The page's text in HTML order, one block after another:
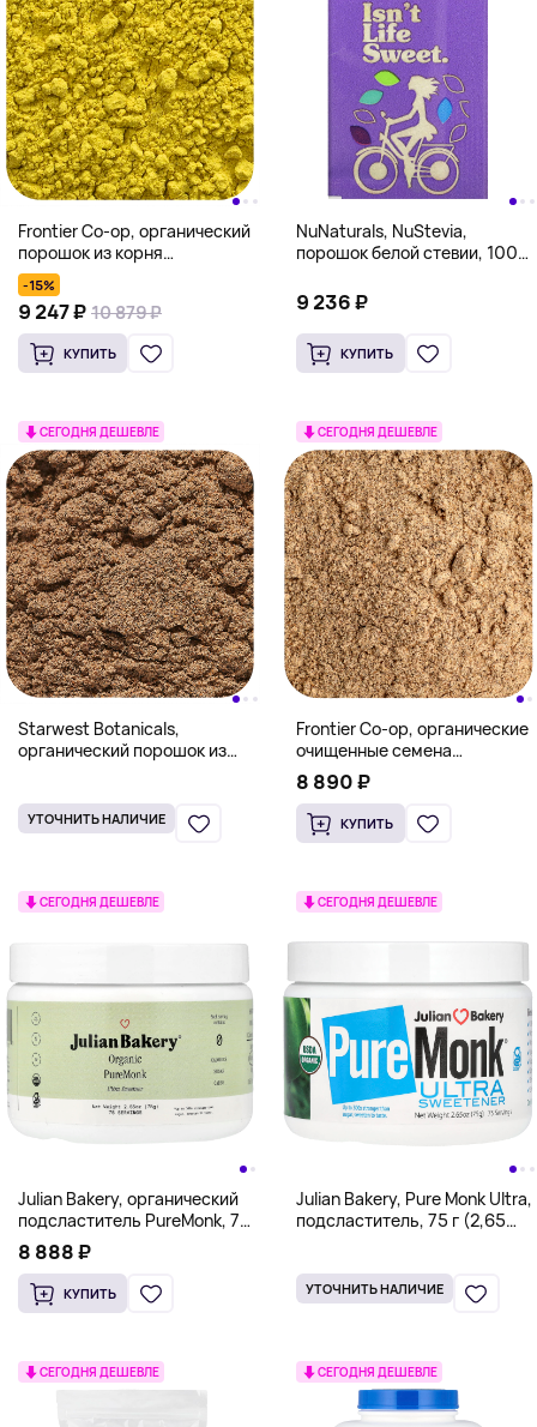
Frontier Co-op, органический
порошок из корня
желтокорня, 113 г (4 унций)
-15%
9 247 ₽ 10 879 ₽
КУПИТЬ
NuNaturals, NuStevia,
порошок белой стевии, 1000
фунта)
9 236 ₽
КУПИТЬ
СЕГОДНЯ ДЕШЕВЛЕ
Starwest Botanicals,
органический порошок из
УТОЧНИТЬ НАЛИЧИЕ
СЕГОДНЯ ДЕШЕВЛЕ
Frontier Co-op, органические
очищенные семена
кардамона, молотые, 453 г
(16 унций)
8 890 ₽
КУПИТЬ
СЕГОДНЯ ДЕШЕВЛЕ
Julian Bakery, органический
подсластитель PureMonk, 75
г (2,65 унции)
8 888 ₽
КУПИТЬ
СЕГОДНЯ ДЕШЕВЛЕ
Julian Bakery, Pure Monk Ultra,
подсластитель, 75 г (2,65
УТОЧНИТЬ НАЛИЧИЕ
СЕГОДНЯ ДЕШЕВЛЕ СЕГОДНЯ ДЕШЕВЛЕ